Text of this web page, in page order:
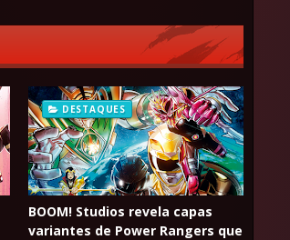
DESTAQUES
BOOM! Studios revela capas
variantes de Power Rangers que